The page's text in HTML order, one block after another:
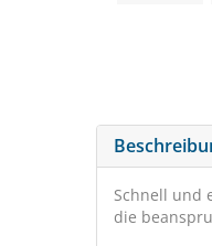
Schnell und
die